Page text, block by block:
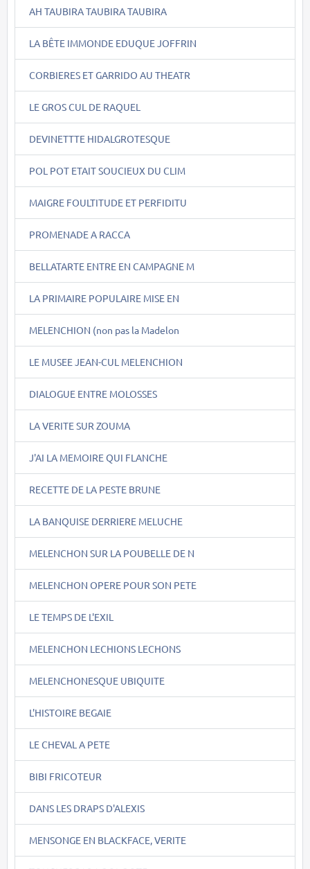
AH TAUBIRA TAUBIRA TAUBIRA
LA BÊTE IMMONDE EDUQUE JOFFRIN
CORBIERES ET GARRIDO AU THEATR
LE GROS CUL DE RAQUEL
DEVINETTTE HIDALGROTESQUE
POL POT ETAIT SOUCIEUX DU CLIM
MAIGRE FOULTITUDE ET PERFIDITU
PROMENADE A RACCA
BELLATARTE ENTRE EN CAMPAGNE M
LA PRIMAIRE POPULAIRE MISE EN
MELENCHION (non pas la Madelon
LE MUSEE JEAN-CUL MELENCHION
DIALOGUE ENTRE MOLOSSES
LA VERITE SUR ZOUMA
J'AI LA MEMOIRE QUI FLANCHE
RECETTE DE LA PESTE BRUNE
LA BANQUISE DERRIERE MELUCHE
MELENCHON SUR LA POUBELLE DE N
MELENCHON OPERE POUR SON PETE
LE TEMPS DE L'EXIL
MELENCHON LECHIONS LECHONS
MELENCHONESQUE UBIQUITE
L'HISTOIRE BEGAIE
LE CHEVAL A PETE
BIBI FRICOTEUR
DANS LES DRAPS D'ALEXIS
MENSONGE EN BLACKFACE, VERITE